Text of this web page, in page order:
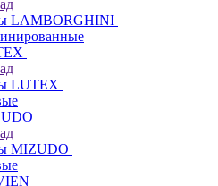
LAMBORGHINI
LUTEX
MIZUDO